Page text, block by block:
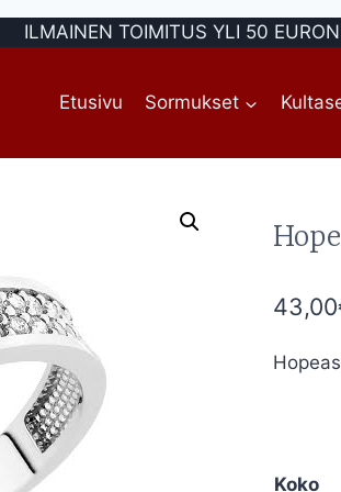
ILMAINEN TOIMITUS YLI 50
Etusivu Sormukset
43,00
Koko